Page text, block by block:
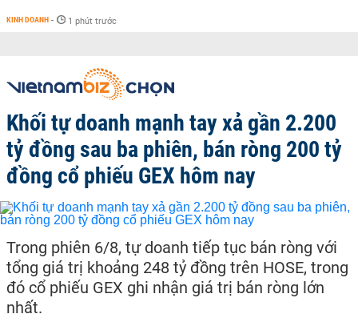
KINH DOANH - 1 phút trước
Khối tự doanh mạnh tay xả gần 2.200
tỷ đồng sau ba phiên, bán ròng 200 tỷ
đồng cổ phiếu GEX hôm nay
Trong phiên 6/8, tự doanh tiếp tục bán ròng với
tổng giá trị khoảng 248 tỷ đồng trên HOSE, trong
đó cổ phiếu GEX ghi nhận giá trị bán ròng lớn
nhất.